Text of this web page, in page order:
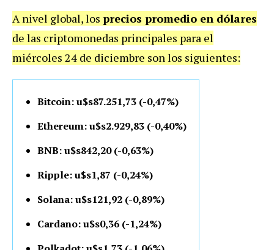
A nivel global, los precios promedio en dólares
de las criptomonedas principales para el
miércoles 24 de diciembre son los siguientes:
Bitcoin: u$s87.251,73 (-0,47%)
Ethereum: u$s2.929,83 (-0,40%)
BNB: u$s842,20 (-0,63%)
Ripple: u$s1,87 (-0,24%)
Solana: u$s121,92 (-0,89%)
Cardano: u$s0,36 (-1,24%)